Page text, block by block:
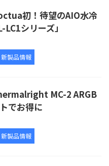
初！待望のAIO水冷
シリーズ」
新製品情報
MC-2 ARGB
でお得に
新製品情報